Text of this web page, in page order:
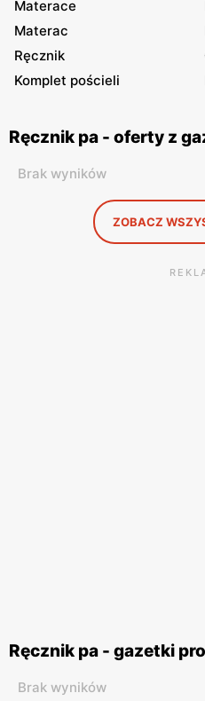
Materace
Materac
Ręcznik
Komplet pościeli
Ręcznik pa - oferty z
Brak wyników
ZOBACZ
Ręcznik pa - gazetki
Brak wyników